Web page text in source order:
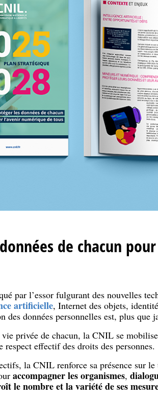
de chacun
par l’essor fulgurant des nouvelles
artificielle, Internet des objets,
des données personnelles est, plus
privée de chacun, la CNIL se
effectif des droits des personnes.
la CNIL renforce sa présence sur
accompagner les organismes,
le nombre et la variété de ses